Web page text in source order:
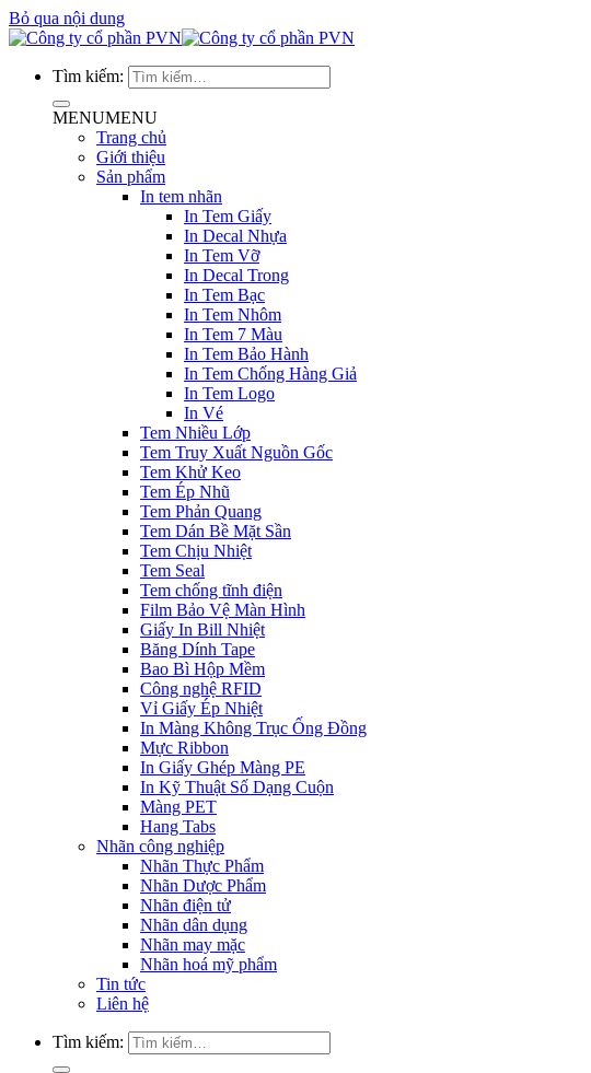
Bỏ qua nội dung
Tìm kiếm:
MENUMENU
Trang chủ
Giới thiệu
Sản phẩm
In tem nhãn
In Tem Giấy
In Decal Nhựa
In Tem Vỡ
In Decal Trong
In Tem Bạc
In Tem Nhôm
In Tem 7 Màu
In Tem Bảo Hành
In Tem Chống Hàng Giả
In Tem Logo
In Vé
Tem Nhiều Lớp
Tem Truy Xuất Nguồn Gốc
Tem Khử Keo
Tem Ép Nhũ
Tem Phản Quang
Tem Dán Bề Mặt Sần
Tem Chịu Nhiệt
Tem Seal
Tem chống tĩnh điện
Film Bảo Vệ Màn Hình
Giấy In Bill Nhiệt
Băng Dính Tape
Bao Bì Hộp Mềm
Công nghệ RFID
Vỉ Giấy Ép Nhiệt
In Màng Không Trục Ống Đồng
Mực Ribbon
In Giấy Ghép Màng PE
In Kỹ Thuật Số Dạng Cuộn
Màng PET
Hang Tabs
Nhãn công nghiệp
Nhãn Thực Phẩm
Nhãn Dược Phẩm
Nhãn điện tử
Nhãn dân dụng
Nhãn may mặc
Nhãn hoá mỹ phẩm
Tin tức
Liên hệ
Tìm kiếm: